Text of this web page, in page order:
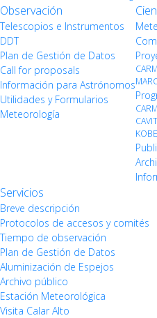
Observación
Telescopios e Instrumentos
DDT
Plan de Gestión de Datos
Call for proposals
Información para Astrónomos
Utilidades y Formularios
Meteorología
KOBE
Servicios
Breve descripción
Protocolos de accesos y comités
Tiempo de observación
Plan de Gestión de Datos
Aluminización de Espejos
Archivo público
Estación Meteorológica
Visita Calar Alto